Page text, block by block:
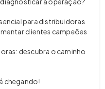
para distribuidoras
clientes campeões
descubra o caminho
chegando!